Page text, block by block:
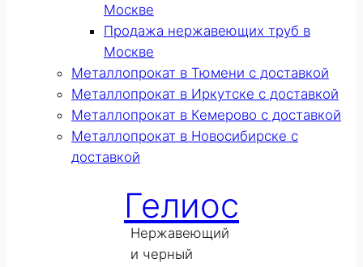
Москве
Продажа нержавеющих труб в
Москве
Металлопрокат в Тюмени с доставкой
Металлопрокат в Иркутске с доставкой
Металлопрокат в Кемерово с доставкой
Металлопрокат в Новосибирске с
доставкой
Гелиос
Нержавеющий
и черный